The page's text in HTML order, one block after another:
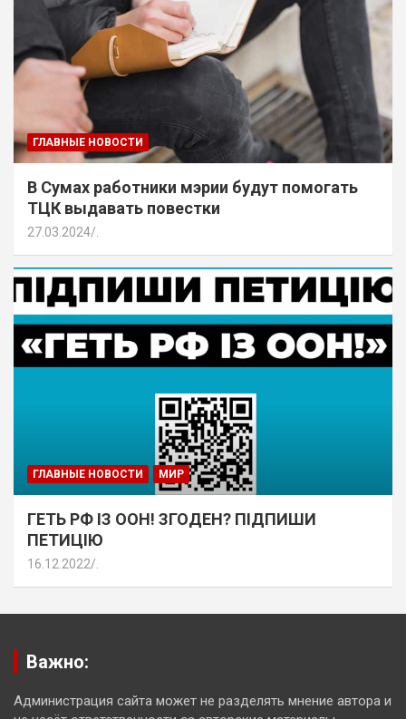
ГЛАВНЫЕ НОВОСТИ
В Сумах работники мэрии будут помогать
ТЦК выдавать повестки
27.03.2024
ГЛАВНЫЕ НОВОСТИ МИР
ГЕТЬ РФ ІЗ ООН! ЗГОДЕН? ПІДПИШИ
ПЕТИЦІЮ
16.12.2022
Важно:
Администрация сайта может не разделять мнение автора и